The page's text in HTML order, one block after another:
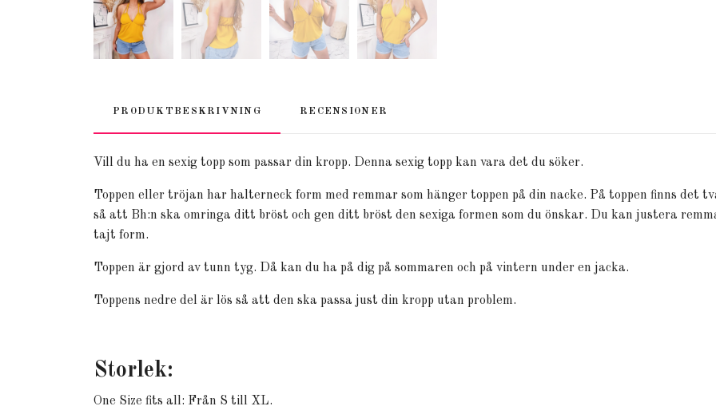
PRODUKTBESKRIVNING RECENSIONER
Vill du ha en sexig topp som passar din kropp. Denna sexig topp kan vara det du söker.
Toppen eller tröjan har halterneck form med remmar som hänger toppen på din nacke. På toppen finns det
så att Bh:n ska omringa ditt bröst och gen ditt bröst den sexiga formen som du önskar. Du kan justera
tajt form.
Toppen är gjord av tunn tyg. Då kan du ha på dig på sommaren och på vintern under en jacka.
Toppens nedre del är lös så att den ska passa just din kropp utan problem.
Storlek:
One Size fits all: Från S till XL.